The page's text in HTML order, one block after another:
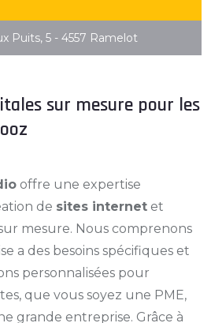
Puits, 5 - 4557 Ramelot
sur mesure pour les
offre une expertise
de sites internet et
mesure. Nous comprenons
a des besoins spécifiques et
personnalisées pour
que vous soyez une PME,
grande entreprise. Grâce à